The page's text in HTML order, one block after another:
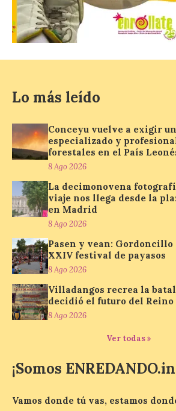
La decimonovena
Madrid
Nueva edición de
de…viaje. Una
organizado por la sección
Enróllate, la
Conceyu País Llionés y el Diario
Turismo, Ocio e Información para
jóvenes “Enredando.info”. Pilar Aller Aller
nos envía la décimo […]
Los minerales y sus usos
más comunes centran la
nueva exposición del
Museo de la Siderurgia y
inaugurará el sábado día 8
de agosto a las doce
Lo más leído
Conceyu vuelve a exigir
especializado y
forestales en el País
8 Ago 2026
La decimonovena
viaje nos llega desde la
en Madrid
8 Ago 2026
Pasen y vean: Gordoncillo
XXIV festival de payasos
8 Ago 2026
Villadangos recrea la
decidió el futuro del Reino
8 Ago 2026
Ver todas »
¡Somos
Vamos donde tú vas, estamos